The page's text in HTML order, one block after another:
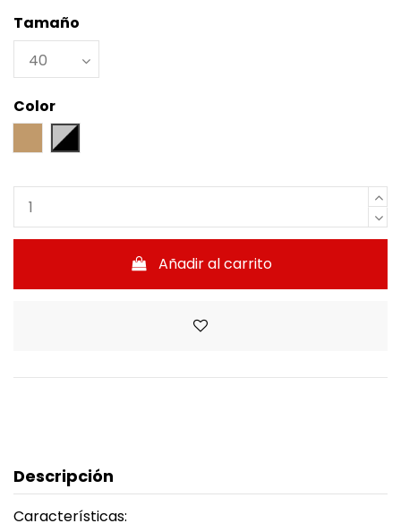
Tamaño
Color
CamelNegro / Gris
Añadir al carrito
Descripción
Características: